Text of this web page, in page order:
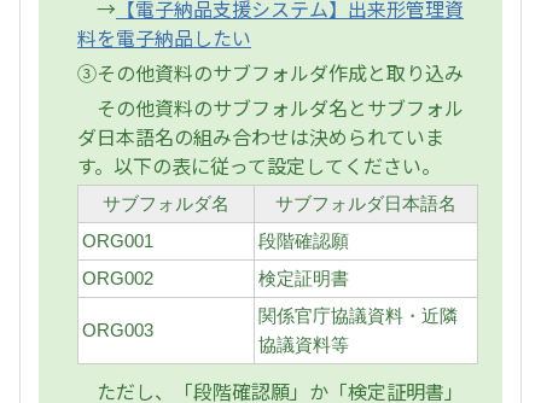
→ 【電子納品支援システム】出来形管理資
料を電子納品したい
③その他資料のサブフォルダ作成と取り込み
その他資料のサブフォルダ名とサブフォル
ダ日本語名の組み合わせは決められていま
す。以下の表に従って設定してください。
サブフォルダ名
サブフォルダ日本語名
ORG001
段階確認願
ORG002
検定証明書
ORG003
関係官庁協議資料・近隣
協議資料等
ただし、「段階確認願」か「検定証明書」